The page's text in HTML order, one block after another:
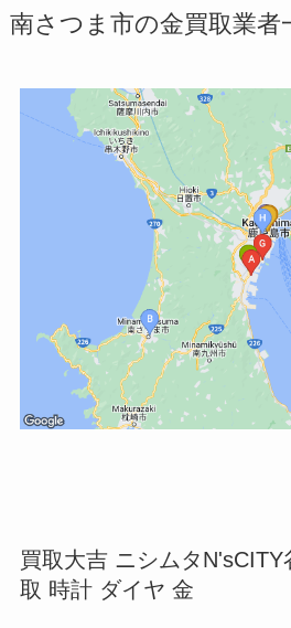
南さつま市の金買取業者
買取大吉 ニシムタ
取 時計 ダイヤ 金